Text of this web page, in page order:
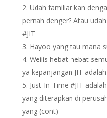
Udah familiar kan
pernah denger? Atau
#JIT
Hayoo yang tau mana
Weiiis hebat-hebat
ya kepanjangan JIT
Just-In-Time #JIT
yang diterapkan di
yang (cont)